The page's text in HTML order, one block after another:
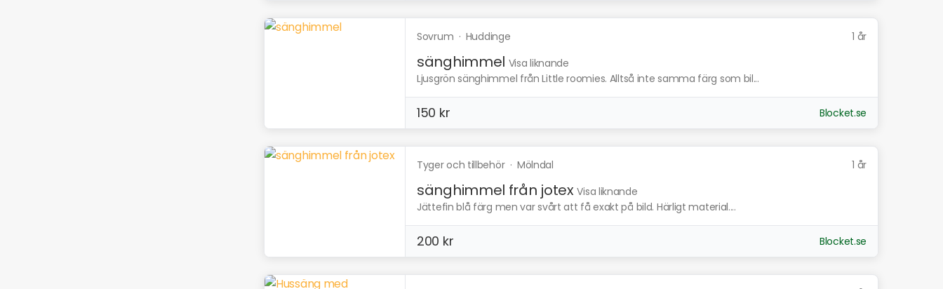
Sovrum · Huddinge 1 år
sänghimmel Visa liknande
Ljusgrön sänghimmel från Little roomies. Alltså inte samma färg som bil...
150 kr Blocket.se
Tyger och tillbehör· Mölndal 1 år
sänghimmel från jotex Visa liknande
Jättefin blå färg men var svårt att få exakt på bild. Härligt material....
200 kr Blocket.se